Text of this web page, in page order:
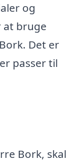
og
at bruge
Det er
passer til
Bork, skal